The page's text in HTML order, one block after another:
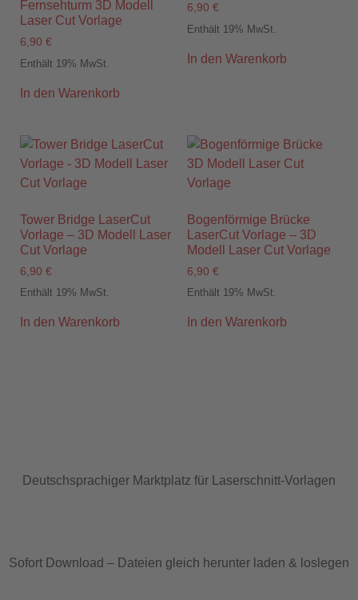
Fernsehturm 3D Modell
Laser Cut Vorlage
6,90 €
Enthält 19% MwSt.
In den Warenkorb
6,90 €
Enthält 19% MwSt.
In den Warenkorb
Tower Bridge LaserCut
Vorlage – 3D Modell Laser
Cut Vorlage
6,90 €
Enthält 19% MwSt.
In den Warenkorb
Bogenförmige Brücke
LaserCut Vorlage – 3D
Modell Laser Cut Vorlage
6,90 €
Enthält 19% MwSt.
In den Warenkorb
Deutschsprachiger Marktplatz für Laserschnitt-Vorlagen
Sofort Download – Dateien gleich herunter laden & loslegen